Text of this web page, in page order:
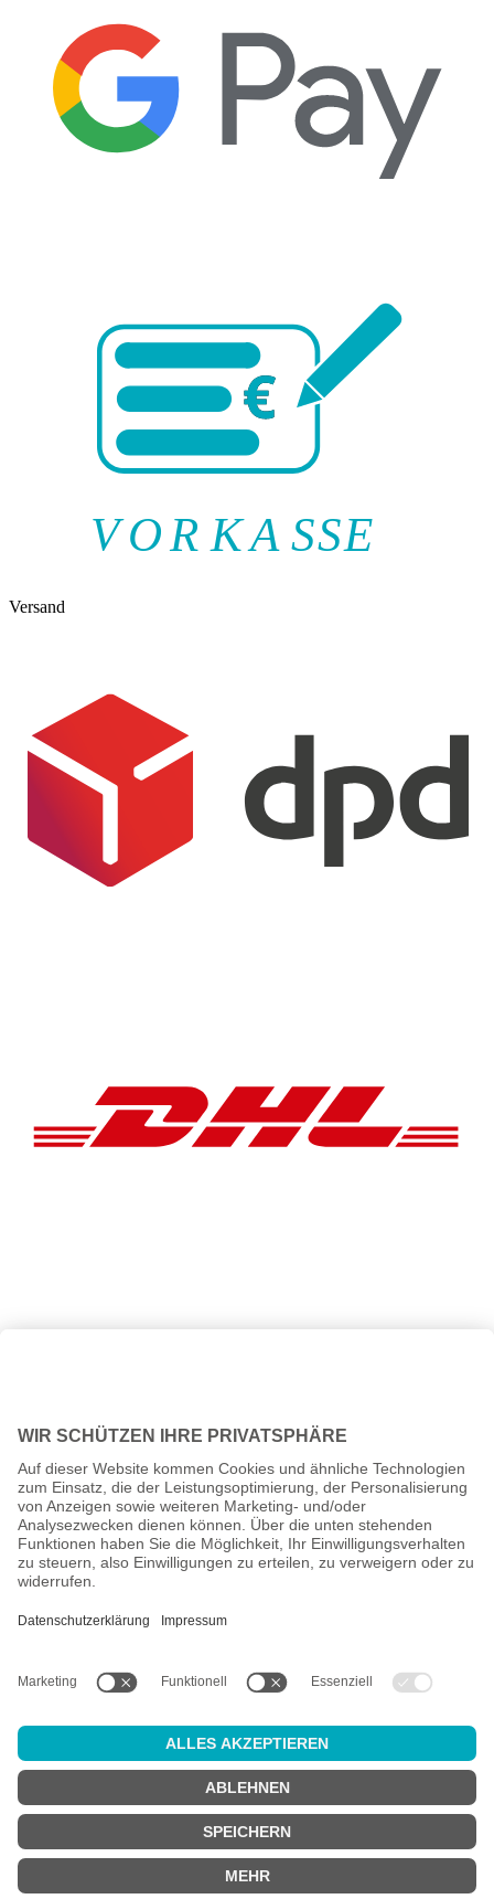
VOR KA SSE
Versand
ggf. Nachnahmegebühren, wenn nicht anders angegeben.
Altersprüfung
Achtung:um diesen Onlineshop zu nutzen, müssen Siemindestens
18 Jahre alt
Sind Sie 18 Jahre alt oder älter?